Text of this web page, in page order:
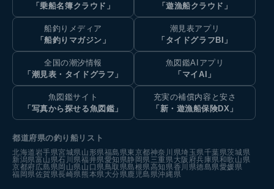
「乗船名簿クラウド」
「遊漁船クラウド」
船釣りメディア
「船釣りマガジン」
潮見表アプリ
「タイドグラフBI」
全国の潮汐情報
「潮見表・タイドグラフ」
魚図鑑AIアプリ
「マイAI」
魚図鑑サイト
「写真から探せる魚図鑑」
充実の補償内容と安さ
「新・遊漁船保険DX」
都道府県の釣り船リスト
北海道岩手県宮城県山形県福島県東京都神奈川県埼玉県千葉県茨城県
新潟県富山県石川県福井県愛知県静岡県三重県大阪府兵庫県和歌山県
京都府広島県岡山県山口県鳥取県島根県高知県香川県徳島県愛媛県
福岡県佐賀県長崎県熊本県大分県鹿児島県沖縄県